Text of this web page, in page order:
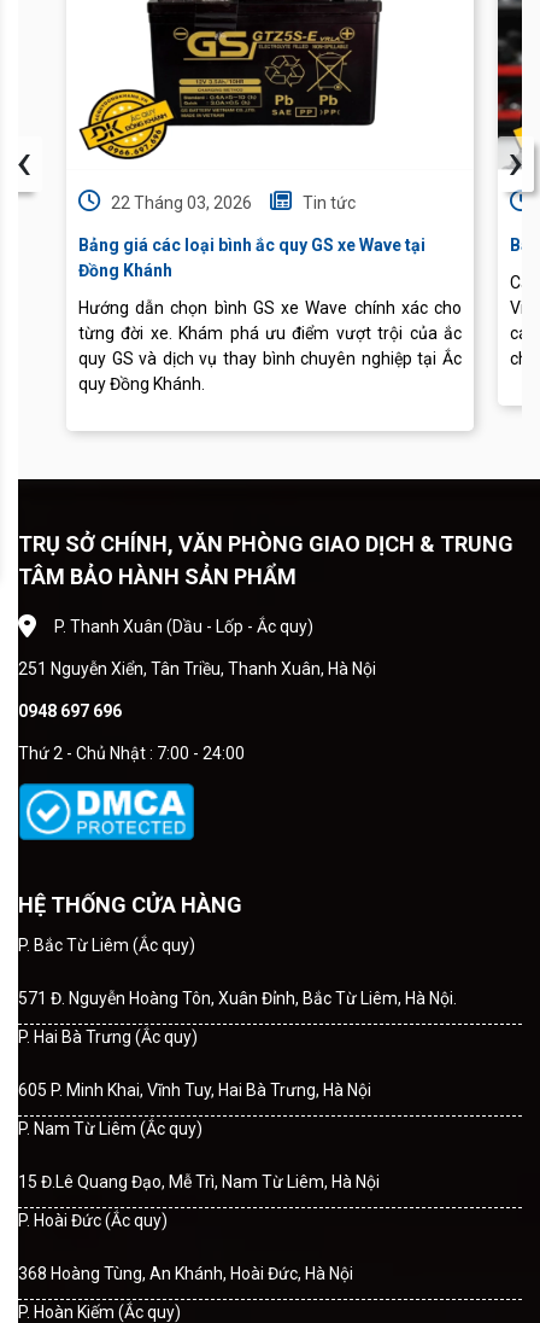
22 Tháng 03, 2026 Tin tức
Bảng giá các loại bình ắc quy GS xe Wave tại
Đồng Khánh
Hướng dẫn chọn bình GS xe Wave chính xác cho
từng đời xe. Khám phá ưu điểm vượt trội của ắc
quy GS và dịch vụ thay bình chuyên nghiệp tại Ắc
quy Đồng Khánh.
‹ ›
TRỤ SỞ CHÍNH, VĂN PHÒNG GIAO DỊCH & TRUNG
TÂM BẢO HÀNH SẢN PHẨM
P. Thanh Xuân (Dầu - Lốp - Ắc quy)
251 Nguyễn Xiển, Tân Triều, Thanh Xuân, Hà Nội
0948 697 696
Thứ 2 - Chủ Nhật : 7:00 - 24:00
HỆ THỐNG CỬA HÀNG
P. Bắc Từ Liêm (Ắc quy)
571 Đ. Nguyễn Hoàng Tôn, Xuân Đỉnh, Bắc Từ Liêm, Hà Nội.
P. Hai Bà Trưng (Ắc quy)
605 P. Minh Khai, Vĩnh Tuy, Hai Bà Trưng, Hà Nội
P. Nam Từ Liêm (Ắc quy)
15 Đ.Lê Quang Đạo, Mễ Trì, Nam Từ Liêm, Hà Nội
P. Hoài Đức (Ắc quy)
368 Hoàng Tùng, An Khánh, Hoài Đức, Hà Nội
P. Hoàn Kiếm (Ắc quy)